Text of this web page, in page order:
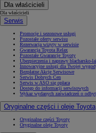
Dla właścicieli
Dla właścicieli
Serwis
Promocje i sezonowe usługi
Pozostałe oferty serwisu
Rezerwacja wizyty w serwisie
Gwarancja Toyota Relax
Pozostałe Gwarancje Toyoty
Ubezpieczenia i naprawy blacharsko-
Innowacyjne usługi dla Twojej
Bezpłatne Akcje Serwisowe
Serwis Dobrych Cen
Serwis w ASO się opłaca
Dostęp do informacji serwisowych
Wykaz wydanych zaświadczeń o
Oryginalne części i oleje Toyota
Oryginalne części Toyoty
Oryginalne oleje Toyoty